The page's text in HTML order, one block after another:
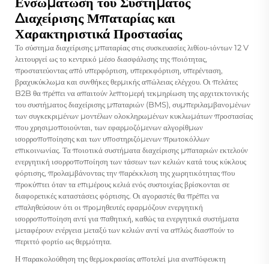
Διαχείρισης Μπαταρίας και
Χαρακτηριστικά Προστασίας
Το σύστημα διαχείρισης μπαταρίας στιςσυσκευασίες λιθίου-ιόντων 12 V
λειτουργεί ως το κεντρικό μέσο διασφάλισης της ποιότητας,
προστατεύοντας από υπερφόρτιση, υπερεκφόρτιση, υπερένταση,
βραχυκύκλωμα και συνθήκες θερμικής απώλειας ελέγχου. Οι πελάτες
B2B θα πρέπει να απαιτούν λεπτομερή τεκμηρίωση της αρχιτεκτονικής
του συστήματος διαχείρισης μπαταριών (BMS), συμπεριλαμβανομένων
των συγκεκριμένων μοντέλων ολοκληρωμένων κυκλωμάτων προστασίας
που χρησιμοποιούνται, των εφαρμοζόμενων αλγορίθμων
ισορροποποίησης και των υποστηριζόμενων πρωτοκόλλων
επικοινωνίας. Τα ποιοτικά συστήματα διαχείρισης μπαταριών εκτελούν
ενεργητική ισορροποποίηση των τάσεων των κελιών κατά τους κύκλους
φόρτισης, προλαμβάνοντας την παρέκκλιση της χωρητικότητας που
προκύπτει όταν τα επιμέρους κελιά ενός συστοιχίας βρίσκονται σε
διαφορετικές καταστάσεις φόρτισης. Οι αγοραστές θα πρέπει να
επαληθεύσουν ότι οι προμηθευτές εφαρμόζουν ενεργητική
ισορροποποίηση αντί για παθητική, καθώς τα ενεργητικά συστήματα
μεταφέρουν ενέργεια μεταξύ των κελιών αντί να απλώς διασπούν το
περιττό φορτίο ως θερμότητα.
Η παρακολούθηση της θερμοκρασίας αποτελεί μια αναπόφευκτη